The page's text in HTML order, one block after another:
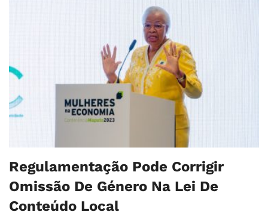
Regulamentação Pode Corrigir
Omissão De Género Na Lei De
Conteúdo Local